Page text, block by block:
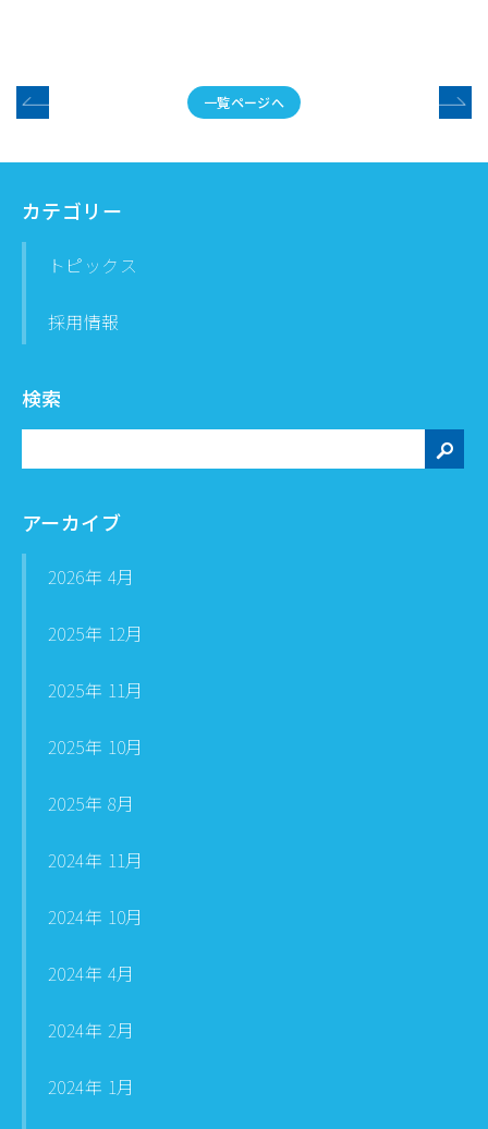
一覧ページへ
カテゴリー
トピックス
採用情報
検索
検
索
アーカイブ
2026年 4月
2025年 12月
2025年 11月
2025年 10月
2025年 8月
2024年 11月
2024年 10月
2024年 4月
2024年 2月
2024年 1月